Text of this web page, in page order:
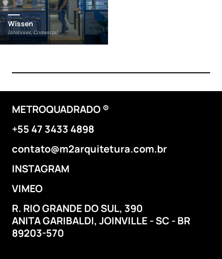
Wissen
Interiores, Comercial
METROQUADRADO ®
+55 47 3433 4898
contato@m2arquitetura.com.br
INSTAGRAM
VIMEO
R. RIO GRANDE DO SUL, 390
ANITA GARIBALDI, JOINVILLE - SC - BR
89203-570